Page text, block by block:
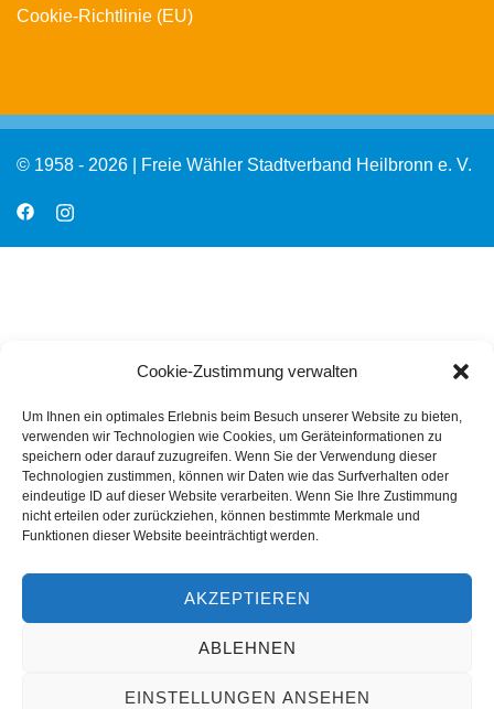
Cookie-Zustimmung verwalten
Um Ihnen ein optimales Erlebnis beim Besuch unserer Website zu bieten,
verwenden wir Technologien wie Cookies, um Geräteinformationen zu
speichern oder darauf zuzugreifen. Wenn Sie der Verwendung dieser
Technologien zustimmen, können wir Daten wie das Surfverhalten oder
eindeutige ID auf dieser Website verarbeiten. Wenn Sie Ihre Zustimmung
nicht erteilen oder zurückziehen, können bestimmte Merkmale und
Funktionen dieser Website beeinträchtigt werden.
AKZEPTIEREN
ABLEHNEN
EINSTELLUNGEN ANSEHEN
Cookie-Richtlinie (EU)
© 1958 - 2026 | Freie Wähler Stadtverband Heilbronn e. V.